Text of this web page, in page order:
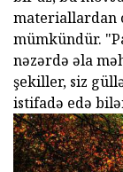
materiallardan
mümkündür.
nəzərdə əla
şekiller, siz
istifadə edə